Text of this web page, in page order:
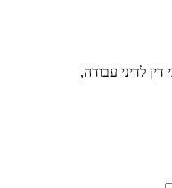
לדיני עבודה,